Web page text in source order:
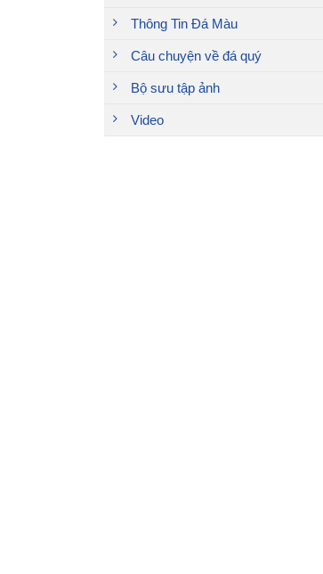
Thông Tin Đá Màu
Câu chuyện về đá quý
Bộ sưu tập ảnh
Video